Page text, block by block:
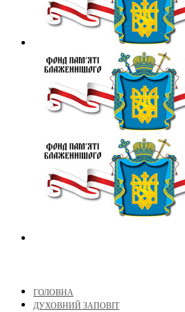
ГОЛОВНА
ДУХОВНИЙ ЗАПОВІТ